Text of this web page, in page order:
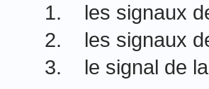
1. les signaux
2. les signaux
3. le signal de la